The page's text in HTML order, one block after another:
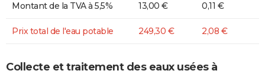
Montant de la TVA à 5,5% 13,00 € 0,11 €
Prix total de l'eau potable 249,30 € 2,08 €
Collecte et traitement des eaux usées à